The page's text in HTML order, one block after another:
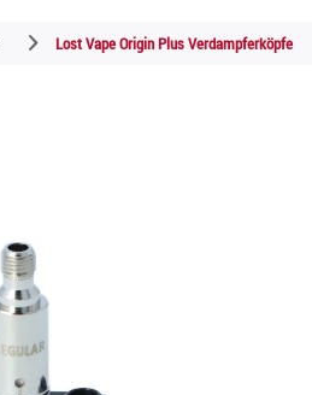
Lost Vape Origin Plus Verdampferköpfe